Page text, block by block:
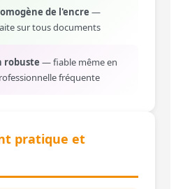
de l'encre —
sur tous documents
robuste — fiable même en
fréquente
pratique et